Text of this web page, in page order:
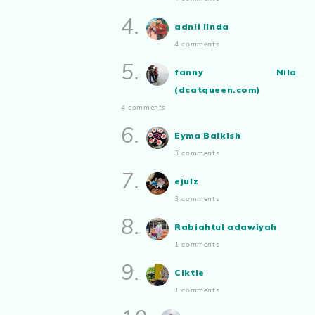
aizamia3
Sendiri
4. adnil linda
4 comments
5.
fanny Nila
(dcatqueen.com)
4 comments
6. Eyma Balkish
3 comments
7. ejulz
3 comments
8. Rabiahtul adawiyah
1 comments
9. Ciktie
1 comments